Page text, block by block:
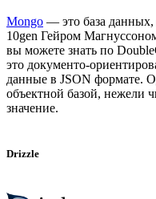
Mongo — это база данных,
10gen Гейром
вы можете знать по
это документо-
данные в JSON формате.
объектной базой, нежели
значение.
Drizzle